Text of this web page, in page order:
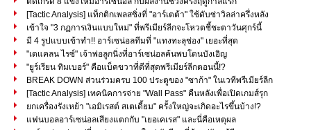
[Tactic Analysis] แท็กติกเพลสซิ่งที่ "อาร์เตต้า" ใช้ดับซ่าวิลล่าครึ่งหลัง
เข้าใจ "3 กฏการเงินแบบใหม่" ที่พรีเมียร์ลีกจะโหวตชี้ชะตาวันศุกร์นี้
มี 4 รูปแบบเข้าทำ!! อาร์เซน่อลทีมที่ "แทงทะลุช่อง" เยอะที่สุด
"เดแคลน ไรซ์" เจ้าพ่อลูกนิ่งที่อาร์เซน่อลค้นพบโดนบังเอิญ
"ยูร์เรียน ทิมเบอร์" คือแบ็คขวาที่ดีที่สุดพรีเมียร์ลีกตอนนี้!?
BREAK DOWN ส่วนร่วมครบ 100 ประตูของ "ซาก้า" ในเวทีพรีเมียร์ลีก
[Tactic Analysis] เทคนิคการจ่าย "Wall Pass" คืนหลังเพื่อเปิดเกมส์รุก
ยกเครื่องรังเหย้า "เอมิเรสต์ สเตเดี้ยม" ครั้งใหญ่จะเกิดอะไรขึ้นบ้าง!?
แฟนบอลอาร์เซน่อลเสียงแตกกับ "เยอเคเรส" และนี่คือเหตุผล